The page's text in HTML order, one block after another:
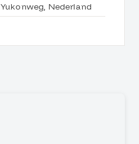
Yukonweg, Nederland